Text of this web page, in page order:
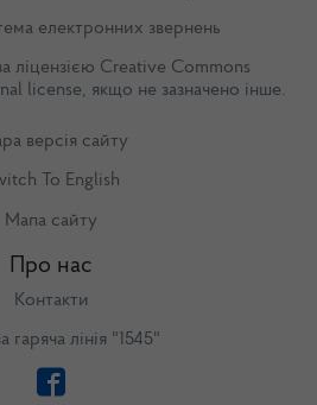
електронних звернень
ліцензією Creative Commons
license, якщо не зазначено інше.
версія сайту
To English
Мапа сайту
Про нас
Контакти
гаряча лінія "1545"